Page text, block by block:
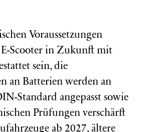
Voraussetzungen
E-Scooter in Zukunft mit
sein, die
an Batterien werden an
Standard angepasst sowie
Prüfungen verschärft
ab 2027, ältere